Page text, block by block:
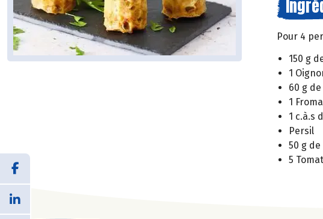
Pour 4
150 g
1
60 g
1
1 c.à.s
Persil
50 g
5